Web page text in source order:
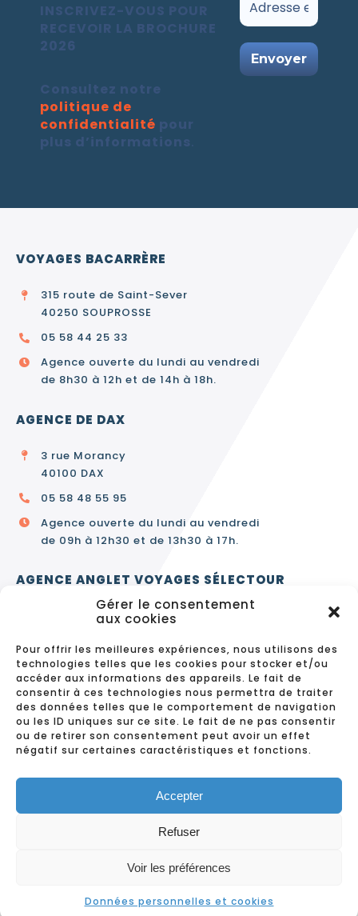
Gérer le consentement
aux cookies
Pour offrir les meilleures expériences, nous utilisons des
technologies telles que les cookies pour stocker et/ou
accéder aux informations des appareils. Le fait de
consentir à ces technologies nous permettra de traiter
des données telles que le comportement de navigation
ou les ID uniques sur ce site. Le fait de ne pas consentir
ou de retirer son consentement peut avoir un effet
négatif sur certaines caractéristiques et fonctions.
Accepter
Refuser
Voir les préférences
Données personnelles et cookies
INSCRIVEZ-VOUS POUR
RECEVOIR LA BROCHURE
2026
Consultez notre
politique de
confidentialité pour
plus d’informations
VOYAGES BACARRÈRE
315 route de Saint-Sever
40250 SOUPROSSE
05 58 44 25 33
Agence ouverte du lundi au vendredi
de 8h30 à 12h et de 14h à 18h.
AGENCE DE DAX
3 rue Morancy
40100 DAX
05 58 48 55 95
Agence ouverte du lundi au vendredi
de 09h à 12h30 et de 13h30 à 17h.
AGENCE ANGLET VOYAGES SÉLECTOUR
3 avenue de Bayonne
05 59 63 64 50
Agence ouverte du lundi au vendredi
de 9h30 à 12h30 et de 14h à 18h.
CONTACT
MENTIONS LÉGALES
DONNÉES PERSONNELLES ET COOKIES
COPYRIGHT © 2023 – VOYAGES BACARRÈRE. TOUS DROITS RÉSERVÉS.
BACARRÈRE